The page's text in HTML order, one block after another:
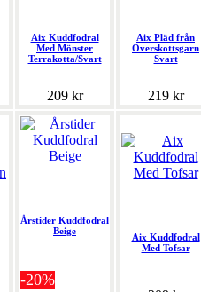
Aix Kuddfodral
Med Mönster
Terrakotta/Svart
209 kr
Aix Pläd från
Överskottsgarn
Svart
219 kr
Årstider Kuddfodral
Beige
-20%
Aix Kuddfodral
Med Tofsar